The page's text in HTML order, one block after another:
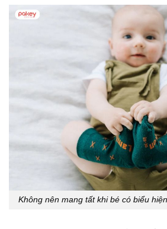
Không nên mang tất khi bé có biểu